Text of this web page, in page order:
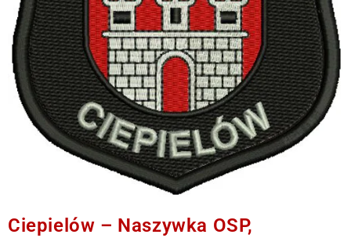
Ciepielów – Naszywka OSP,